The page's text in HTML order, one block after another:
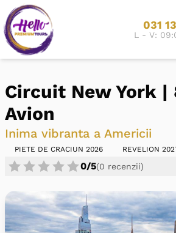
031
L - V:
Circuit New York |
Avion
Inima vibranta a Americii
PIETE DE CRACIUN 2026 REVELION
0/5(0 recenzii)